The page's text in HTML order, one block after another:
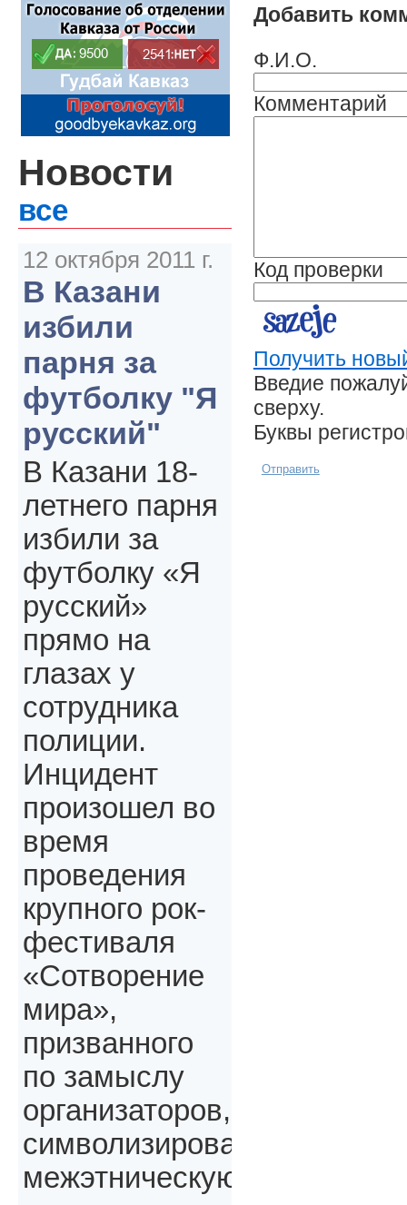
Добавить
Ф.И.О.
Комментарий
Код проверки
Получить
Введие
сверху.
Буквы
Отправить
Новости
все
12 октября 2011 г.
В Казани
избили
парня за
футболку "Я
русский"
В Казани 18-
летнего парня
избили за
футболку «Я
русский»
прямо на
глазах у
сотрудника
полиции.
Инцидент
произошел во
время
проведения
крупного рок-
фестиваля
«Сотворение
мира»,
призванного
по замыслу
организаторов,
символизировать
межэтническую